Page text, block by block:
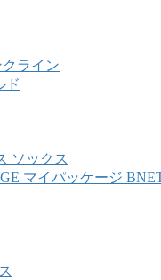
ライン
ド
ソックス
マイパッケージ